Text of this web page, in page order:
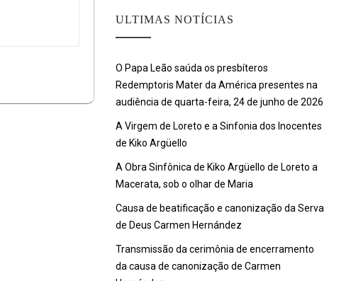
ULTIMAS NOTÍCIAS
O Papa Leão saúda os presbíteros
Redemptoris Mater da América presentes na
audiência de quarta-feira, 24 de junho de 2026
A Virgem de Loreto e a Sinfonia dos Inocentes
de Kiko Argüello
A Obra Sinfônica de Kiko Argüello de Loreto a
Macerata, sob o olhar de Maria
Causa de beatificação e canonização da Serva
de Deus Carmen Hernández
Transmissão da cerimônia de encerramento
da causa de canonização de Carmen